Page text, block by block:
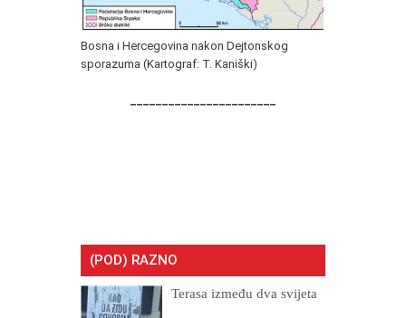
Bosna i Hercegovina nakon Dejtonskog
sporazuma (Kartograf: T. Kaniški)
_______________________
(POD) RAZNO
Terasa između dva svijeta